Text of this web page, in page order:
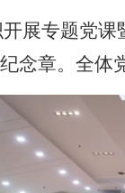
展专题党
念章。全